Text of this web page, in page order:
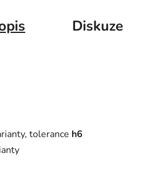
Diskuze
tolerance h6